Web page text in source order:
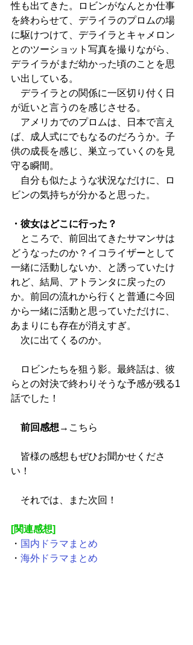
性も出てきた。ロビンがなんとか仕事
を終わらせて、デライラのプロムの場
に駆けつけて、デライラとキャメロン
とのツーショット写真を撮りながら、
デライラがまだ幼かった頃のことを思
い出している。
デライラとの関係に一区切り付く日
が近いと言うのを感じさせる。
アメリカでのプロムは、日本で言え
ば、成人式にでもなるのだろうか。子
供の成長を感じ、巣立っていくのを見
守る瞬間。
自分も似たような状況なだけに、ロ
ビンの気持ちが分かると思った。
・彼女はどこに行った？
ところで、前回出てきたサマンサは
どうなったのか？イコライザーとして
一緒に活動しないか、と誘っていたけ
れど、結局、アトランタに戻ったの
か。前回の流れから行くと普通に今回
から一緒に活動と思っていただけに、
あまりにも存在が消えすぎ。
次に出てくるのか。
ロビンたちを狙う影。最終話は、彼
らとの対決で終わりそうな予感が残る1
話でした！
前回感想 → こちら
皆様の感想もぜひお聞かせくださ
い！
それでは、また次回！
[関連感想]
・ 国内ドラマまとめ
・ 海外ドラマまとめ